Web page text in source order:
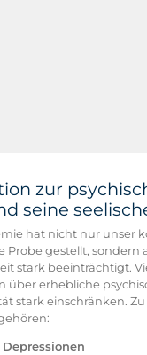
zur
seine
hat nicht nur unser
Probe gestellt, sondern
stark beeinträchtigt.
über erhebliche
stark einschränken.